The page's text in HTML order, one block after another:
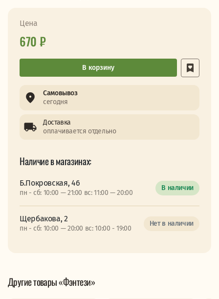
Цена
670 ₽
В корзину
Самовывоз
сегодня
Доставка
оплачивается отдельно
Наличие в магазинах:
Б.Покровская, 46
пн - сб: 10:00 — 21:00 вс: 11:00 — 20:00
В наличии
Щербакова, 2
пн - сб: 10:00 — 20:00 вс: 10:00 - 19:00
Нет в наличии
Другие товары «Фэнтези»